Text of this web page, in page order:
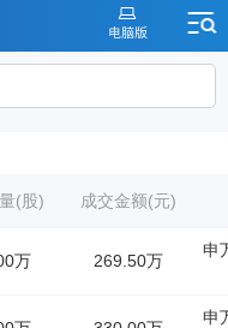
(股) 成交金额(元)
万 269.50万
申
申